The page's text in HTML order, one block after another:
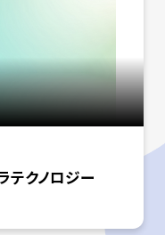
テクノロジー